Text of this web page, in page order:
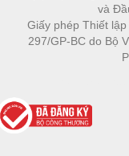
và
Giấy phép Thiết
297/GP-BC do Bộ